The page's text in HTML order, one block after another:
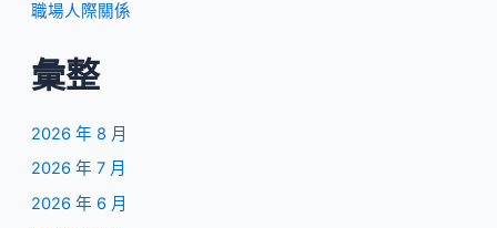
職場人際關係
彙整
2026 年 8 月
2026 年 7 月
2026 年 6 月